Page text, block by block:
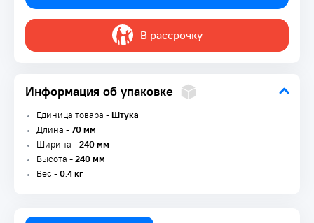
В рассрочку
Информация об упаковке
Единица товара -Штука
Длина -70 мм
Ширина -240 мм
Высота -240 мм
Вес -0.4 кг